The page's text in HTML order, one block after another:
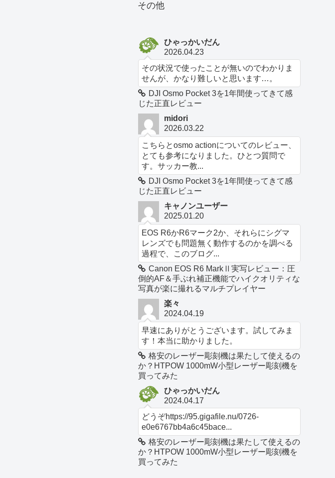
その他
ひゃっかいだん
2026.04.23
その状況で使ったことが無いのでわかりま
せんが、かなり難しいと思います…。
DJI Osmo Pocket 3を1年間使ってきて感
じた正直レビュー
midori
2026.03.22
こちらとosmo actionについてのレビュー、
とても参考になりました。ひとつ質問で
す。サッカー教...
DJI Osmo Pocket 3を1年間使ってきて感
じた正直レビュー
キャノンユーザー
2025.01.20
EOS R6かR6マーク2か、それらにシグマ
レンズでも問題無く動作するのかを調べる
過程で、このブログ...
Canon EOS R6 MarkⅡ実写レビュー：圧
倒的AF＆手ぶれ補正機能でハイクオリティな
写真が楽に撮れるマルチプレイヤー
楽々
2024.04.19
早速にありがとうございます。試してみま
す！本当に助かりました。
格安のレーザー彫刻機は果たして使えるの
か？HTPOW 1000mW小型レーザー彫刻機を
買ってみた
ひゃっかいだん
2024.04.17
どうぞhttps://95.gigafile.nu/0726-
e0e6767bb4a6c45bace...
格安のレーザー彫刻機は果たして使えるの
か？HTPOW 1000mW小型レーザー彫刻機を
買ってみた